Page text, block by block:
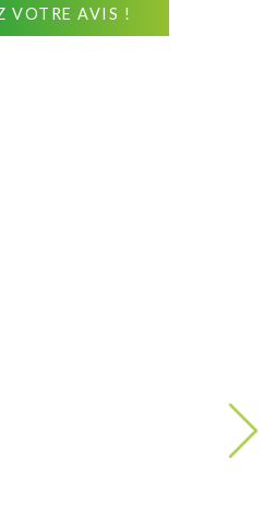
VOTRE AVIS !